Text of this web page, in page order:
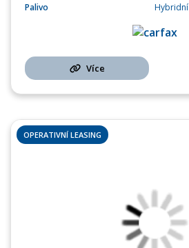
Palivo
Hybridní
Více
OPERATIVNÍ LEASING